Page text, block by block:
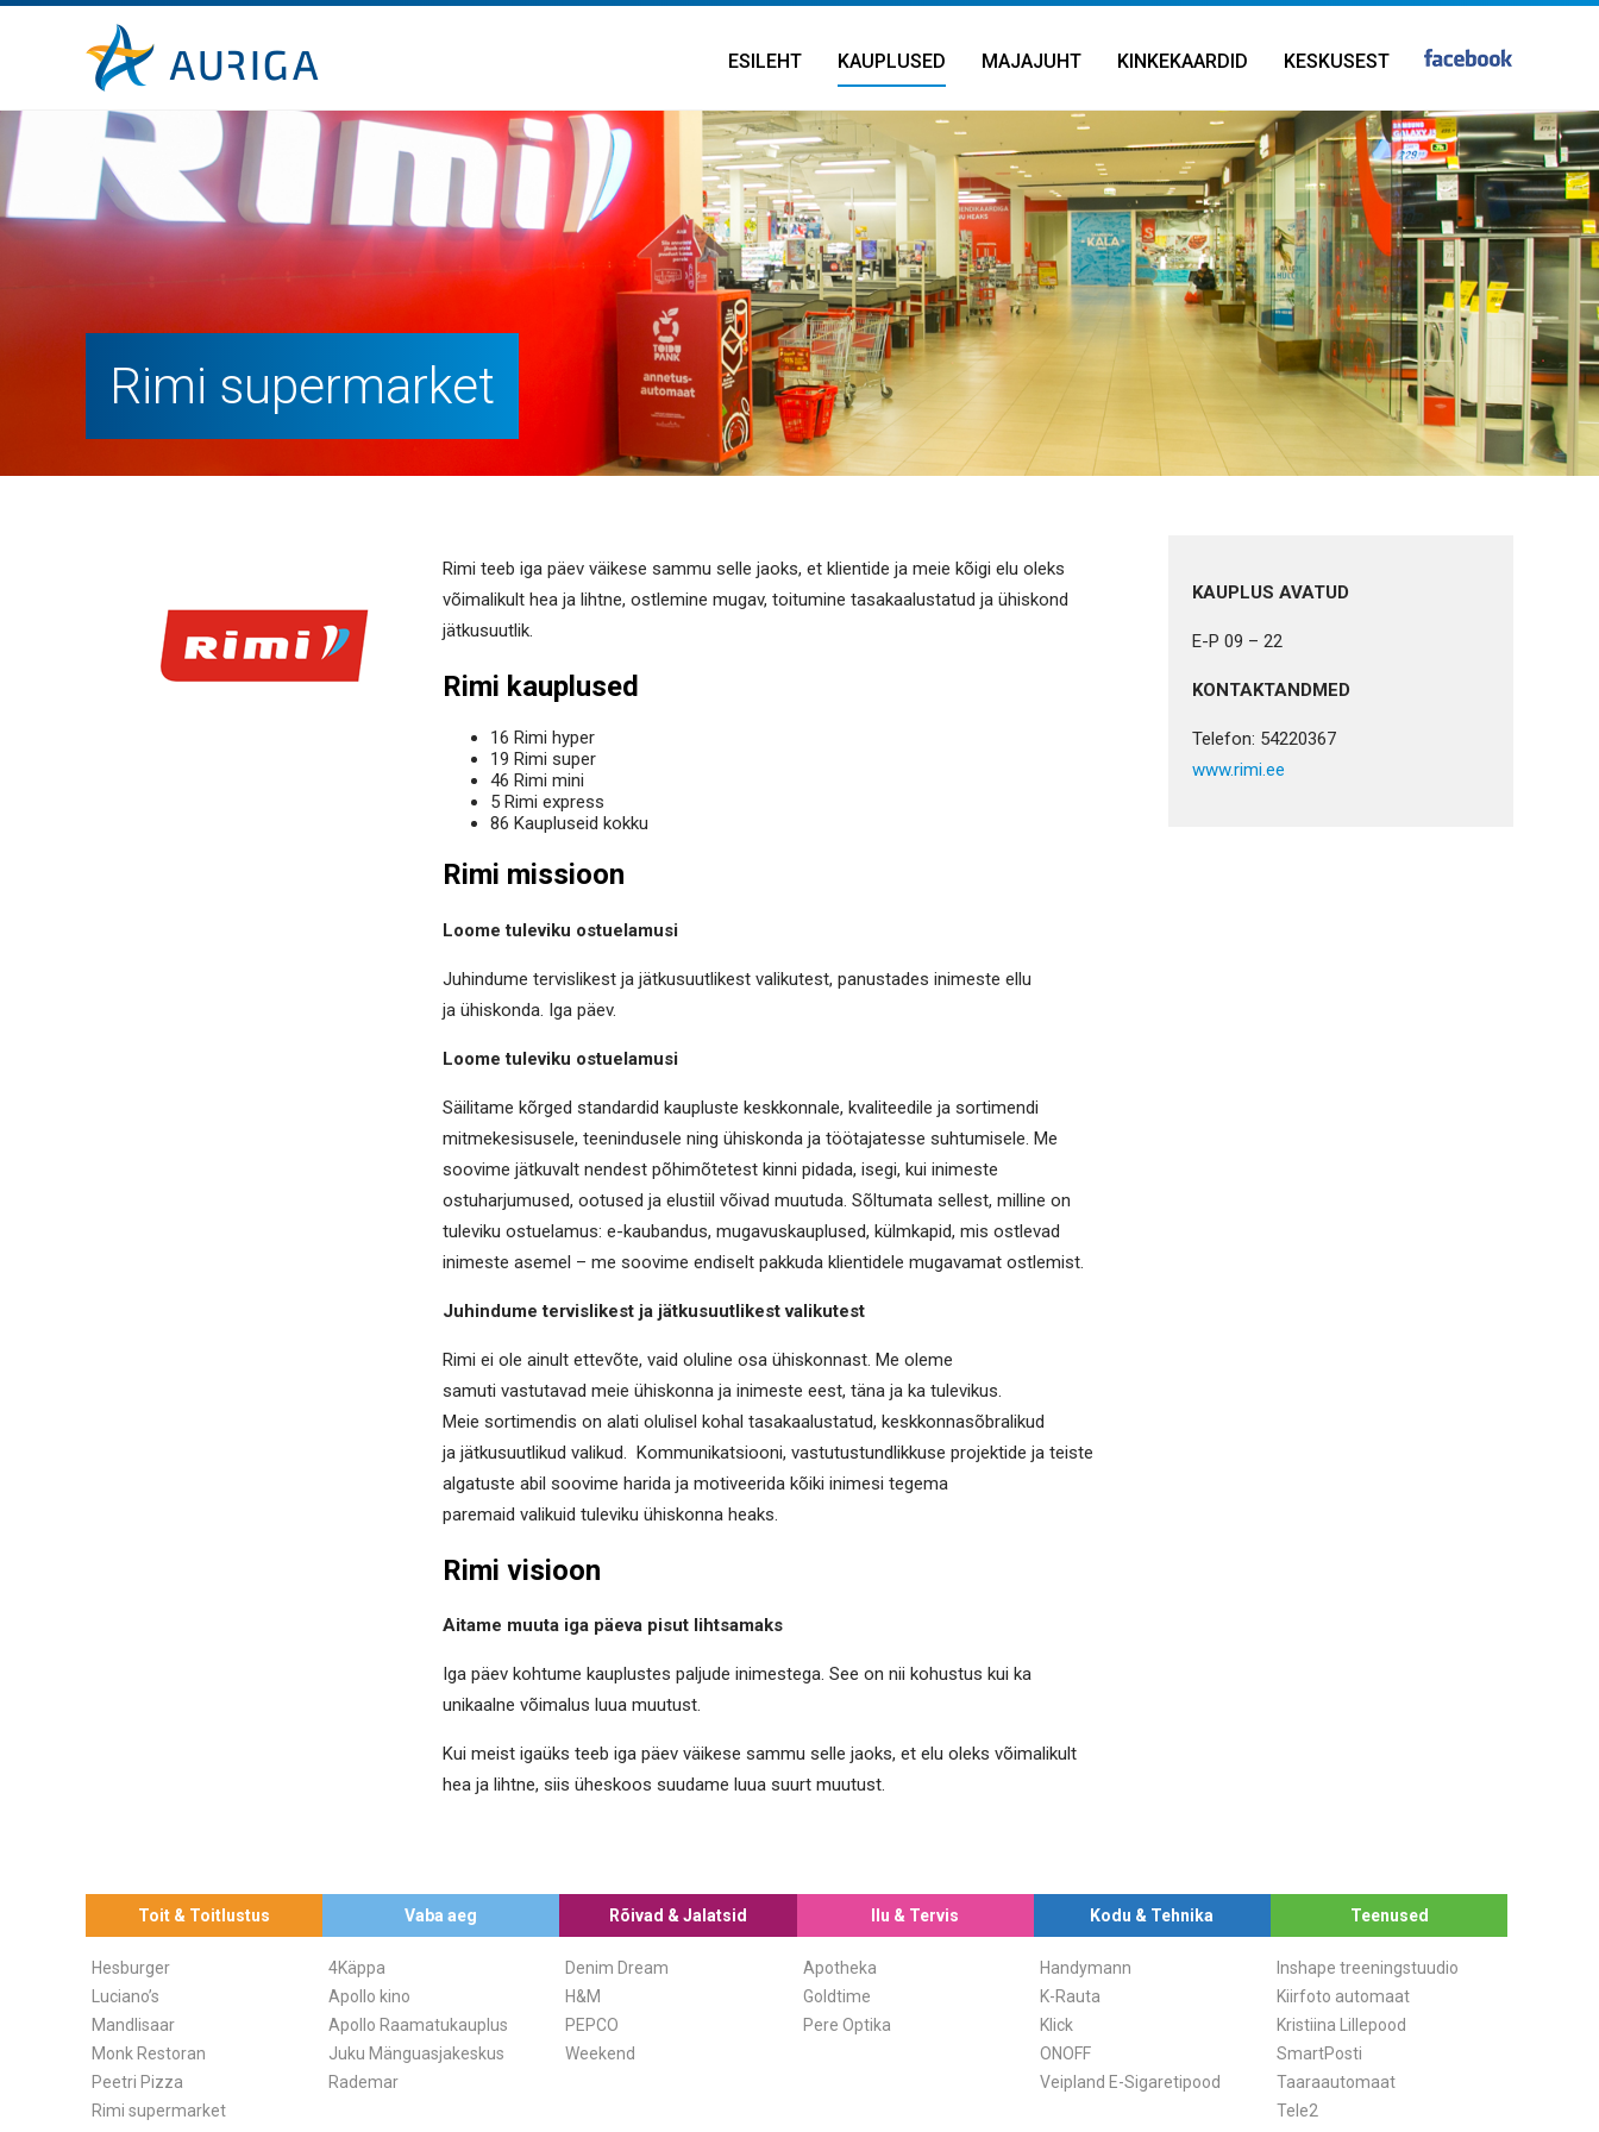
ESILEHT KAUPLUSED MAJAJUHT KINKEKAARDID KESKUSEST
Rimi supermarket
Rimi teeb iga päev väikese sammu selle jaoks, et klientide ja meie kõigi elu oleks
võimalikult hea ja lihtne, ostlemine mugav, toitumine tasakaalustatud ja ühiskond
jätkusuutlik.
Rimi kauplused
16 Rimi hyper
19 Rimi super
46 Rimi mini
5 Rimi express
86 Kaupluseid kokku
Rimi missioon
Loome tuleviku ostuelamusi
Juhindume tervislikest ja jätkusuutlikest valikutest, panustades inimeste ellu
ja ühiskonda. Iga päev.
Loome tuleviku ostuelamusi
Säilitame kõrged standardid kaupluste keskkonnale, kvaliteedile ja sortimendi
mitmekesisusele, teenindusele ning ühiskonda ja töötajatesse suhtumisele. Me
soovime jätkuvalt nendest põhimõtetest kinni pidada, isegi, kui inimeste
ostuharjumused, ootused ja elustiil võivad muutuda. Sõltumata sellest, milline on
tuleviku ostuelamus: e-kaubandus, mugavuskauplused, külmkapid, mis ostlevad
inimeste asemel – me soovime endiselt pakkuda klientidele mugavamat ostlemist.
Juhindume tervislikest ja jätkusuutlikest valikutest
Rimi ei ole ainult ettevõte, vaid oluline osa ühiskonnast. Me oleme
samuti vastutavad meie ühiskonna ja inimeste eest, täna ja ka tulevikus.
Meie sortimendis on alati olulisel kohal tasakaalustatud, keskkonnasõbralikud
ja jätkusuutlikud valikud. Kommunikatsiooni, vastutustundlikkuse projektide ja teiste
algatuste abil soovime harida ja motiveerida kõiki inimesi tegema
paremaid valikuid tuleviku ühiskonna heaks.
Rimi visioon
Aitame muuta iga päeva pisut lihtsamaks
Iga päev kohtume kauplustes paljude inimestega. See on nii kohustus kui ka
unikaalne võimalus luua muutust.
Kui meist igaüks teeb iga päev väikese sammu selle jaoks, et elu oleks võimalikult
hea ja lihtne, siis üheskoos suudame luua suurt muutust.
KAUPLUS AVATUD
E-P 09 – 22
KONTAKTANDMED
Telefon: 54220367
www.rimi.ee
Toit & Toitlustus
Hesburger
Luciano’s
Mandlisaar
Monk Restoran
Peetri Pizza
Rimi supermarket
Vaba aeg
4Käppa
Apollo kino
Apollo Raamatukauplus
Juku Mänguasjakeskus
Rademar
Rõivad & Jalatsid
Denim Dream
H&M
PEPCO
Weekend
Ilu & Tervis
Apotheka
Goldtime
Pere Optika
Kodu & Tehnika
Handymann
K-Rauta
Klick
ONOFF
Veipland E-Sigaretipood
Teenused
Inshape treeningstuudio
Kiirfoto automaat
Kristiina Lillepood
SmartPosti
Taaraautomaat
Tele2